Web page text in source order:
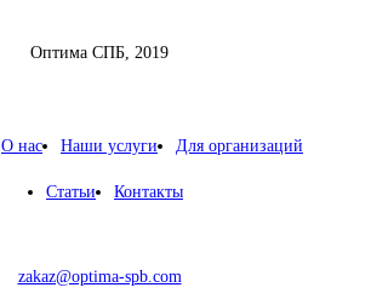
Оптима СПБ, 2019
О нас Наши услуги Для организаций
Статьи Контакты
zakaz@optima-spb.com